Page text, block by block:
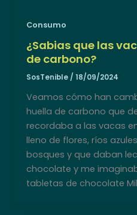
Consumo
¿Sabias que las
de carbono?
SosTenible /18/09/2024
Veamos cómo han
huella de carbono que
recordaba a las vacas
lleno de flores, ríos
bosques y que daban
chocolate y me
tabletas de chocolate